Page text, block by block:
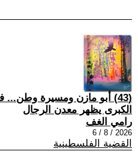
(43) أبو مازن ومسيرة وطن...
الكبرى يظهر معدن الرجال
رامي الغف
2026 / 8 / 6
القضية الفلسطينية